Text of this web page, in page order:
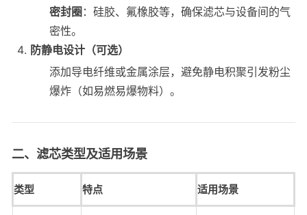
密封圈 ：硅胶、氟橡胶等，确保滤芯与设备间的气
密性。
防静电设计（可选）
添加导电纤维或金属涂层，避免静电积聚引发粉尘
爆炸（如易燃易爆物料）。
二、滤芯类型及适用场景
类型 特点 适用场景